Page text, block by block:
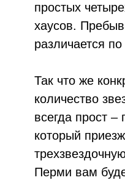
простых
хаусов.
различается
Так что же
количество
всегда прост
который
Перми вам